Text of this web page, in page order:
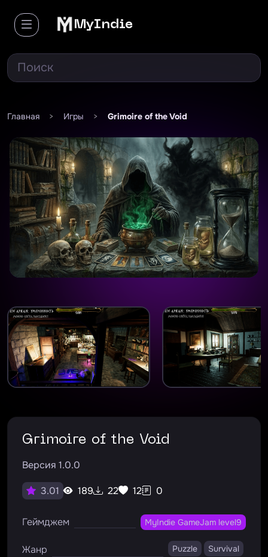
MyIndie
Главная > Игры > Grimoire of the Void
Grimoire of the Void
Версия 1.0.0
3.01 189 22 12 0
Геймджем MyIndie GameJam level9
Жанр Puzzle Survival